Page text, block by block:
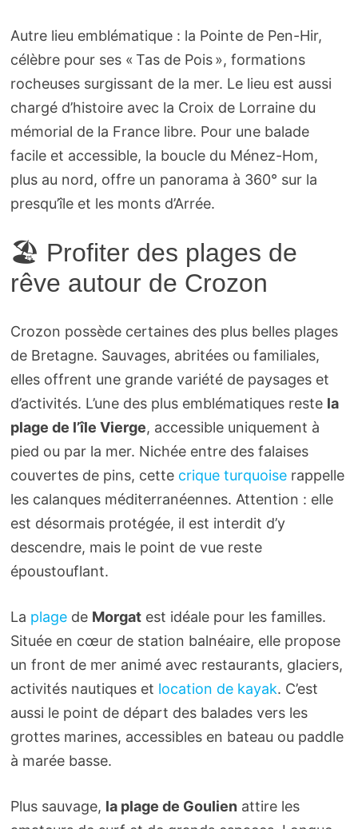
Autre lieu emblématique : la Pointe de Pen-Hir,
célèbre pour ses « Tas de Pois », formations
rocheuses surgissant de la mer. Le lieu est aussi
chargé d’histoire avec la Croix de Lorraine du
mémorial de la France libre. Pour une balade
facile et accessible, la boucle du Ménez-Hom,
plus au nord, offre un panorama à 360° sur la
presqu’île et les monts d’Arrée.
🏖️ Profiter des plages de
rêve autour de Crozon
Crozon possède certaines des plus belles plages
de Bretagne. Sauvages, abritées ou familiales,
elles offrent une grande variété de paysages et
d’activités. L’une des plus emblématiques reste la
plage de l’île Vierge, accessible uniquement à
pied ou par la mer. Nichée entre des falaises
couvertes de pins, cette crique turquoiserappelle
les calanques méditerranéennes. Attention : elle
est désormais protégée, il est interdit d’y
descendre, mais le point de vue reste
époustouflant.
La plagede Morgatest idéale pour les familles.
Située en cœur de station balnéaire, elle propose
un front de mer animé avec restaurants, glaciers,
activités nautiques et location de kayak. C’est
aussi le point de départ des balades vers les
grottes marines, accessibles en bateau ou paddle
à marée basse.
Plus sauvage, la plage de Goulien attire les